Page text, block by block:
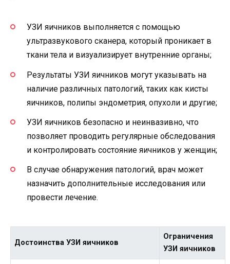
УЗИ яичников выполняется с помощью
ультразвукового сканера, который проникает в
ткани тела и визуализирует внутренние органы;
Результаты УЗИ яичников могут указывать на
наличие различных патологий, таких как кисты
яичников, полипы эндометрия, опухоли и другие;
УЗИ яичников безопасно и неинвазивно, что
позволяет проводить регулярные обследования
и контролировать состояние яичников у женщин;
В случае обнаружения патологий, врач может
назначить дополнительные исследования или
провести лечение.
Достоинства УЗИ яичников
Ограничения
УЗИ яичников